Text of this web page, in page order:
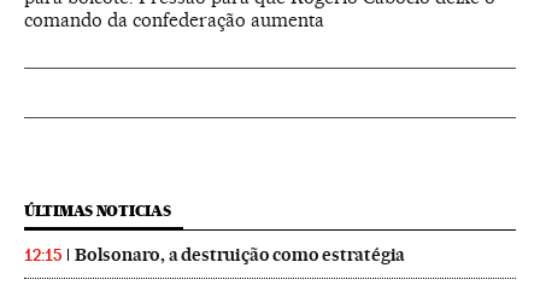
comando da confederação aumenta
ÚLTIMAS NOTICIAS
12:15 Bolsonaro, a destruição como estratégia